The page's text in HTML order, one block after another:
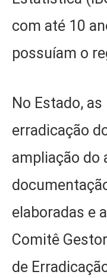
com até 10
possuíam o
No Estado,
erradicação
ampliação do
elaboradas e
Comitê
de